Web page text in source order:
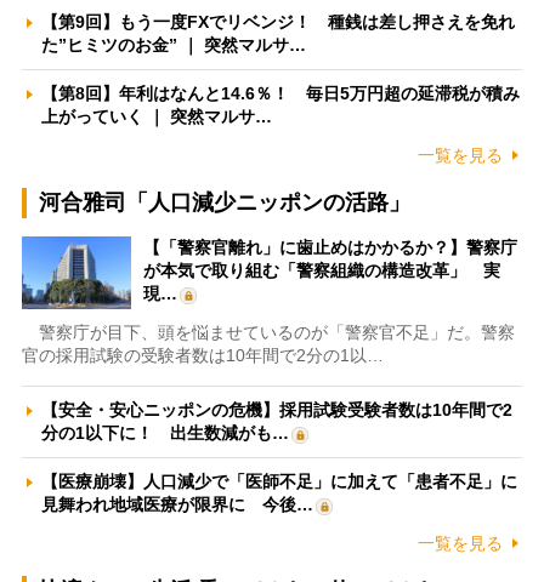
【第9回】もう一度FXでリベンジ！ 種銭は差し押さえを免れ
た”ヒミツのお金” ｜ 突然マルサ…
【第8回】年利はなんと14.6％！ 毎日5万円超の延滞税が積み
上がっていく ｜ 突然マルサ…
一覧を見る
河合雅司「人口減少ニッポンの活路」
【「警察官離れ」に歯止めはかかるか？】警察庁
が本気で取り組む「警察組織の構造改革」 実
現…
警察庁が目下、頭を悩ませているのが「警察官不足」だ。警察
官の採用試験の受験者数は10年間で2分の1以…
【安全・安心ニッポンの危機】採用試験受験者数は10年間で2
分の1以下に！ 出生数減がも…
【医療崩壊】人口減少で「医師不足」に加えて「患者不足」に
見舞われ地域医療が限界に 今後…
一覧を見る